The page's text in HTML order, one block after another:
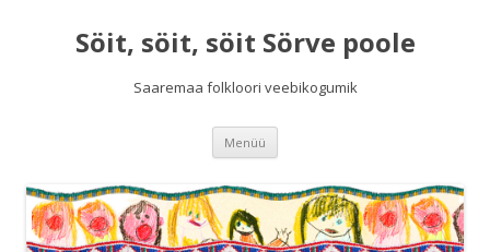
Söit, söit, söit Sörve poole
Saaremaa folkloori veebikogumik
Menüü